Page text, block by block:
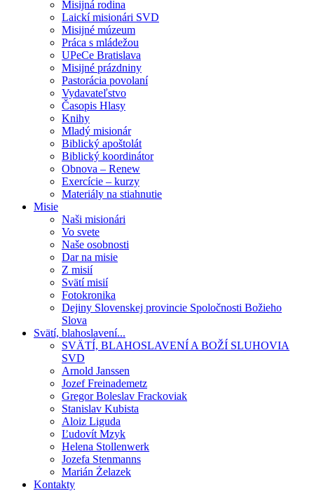
Misijná rodina
Laickí misionári SVD
Misijné múzeum
Práca s mládežou
UPeCe Bratislava
Misijné prázdniny
Pastorácia povolaní
Vydavateľstvo
Časopis Hlasy
Knihy
Mladý misionár
Biblický apoštolát
Biblický koordinátor
Obnova – Renew
Exercície – kurzy
Materiály na stiahnutie
Misie
Naši misionári
Vo svete
Naše osobnosti
Dar na misie
Z misií
Svätí misií
Fotokronika
Dejiny Slovenskej provincie Spoločnosti Božieho
Slova
Svätí, blahoslavení...
SVÄTÍ, BLAHOSLAVENÍ A BOŽÍ SLUHOVIA
SVD
Arnold Janssen
Jozef Freinademetz
Gregor Boleslav Frackoviak
Stanislav Kubista
Aloiz Liguda
Ľudovít Mzyk
Helena Stollenwerk
Jozefa Stenmanns
Marián Żelazek
Kontakty